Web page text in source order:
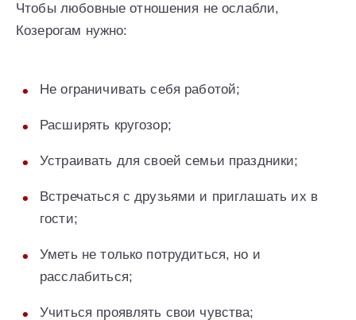
Чтобы любовные отношения не ослабли,
Козерогам нужно:
Не ограничивать себя работой;
Расширять кругозор;
Устраивать для своей семьи праздники;
Встречаться с друзьями и приглашать их в
гости;
Уметь не только потрудиться, но и
расслабиться;
Учиться проявлять свои чувства;